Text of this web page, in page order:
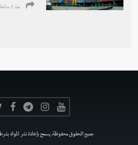
منذ 3 ساعة 16 دقیقة
جميع الحقوق محفوظة, يسمح بإعادة نشر المواد بشرط